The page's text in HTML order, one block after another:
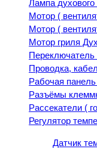
Лампа
Мотор (
Мотор (
Мотор гриля
Проводка,
Рабочая
Разъёмы
Рассекатели (
Регулятор
Датчик